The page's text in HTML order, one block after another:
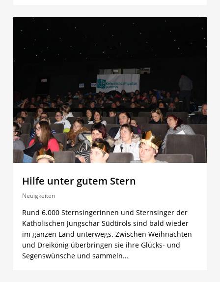
Hilfe unter gutem Stern
Neuigkeiten
Rund 6.000 Sternsingerinnen und Sternsinger der
Katholischen Jungschar Südtirols sind bald wieder
im ganzen Land unterwegs. Zwischen Weihnachten
und Dreikönig überbringen sie ihre Glücks- und
Segenswünsche und sammeln…